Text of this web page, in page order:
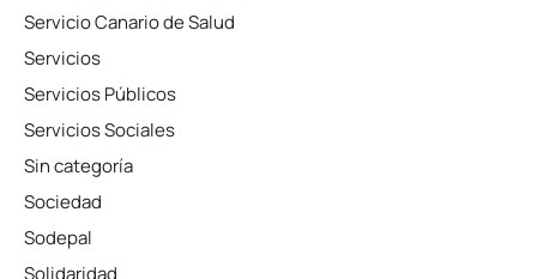
Servicio Canario de Salud
Servicios
Servicios Públicos
Servicios Sociales
Sin categoría
Sociedad
Sodepal
Solidaridad